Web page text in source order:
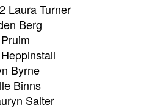
Laura Turner
Berg
Byrne
Binns
Salter